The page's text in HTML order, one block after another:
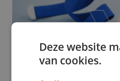
Deze website
van cookies.